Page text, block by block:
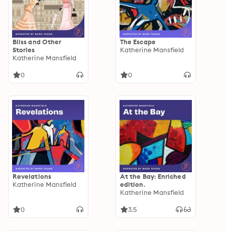
Bliss and Other
Stories
Katherine Mansfield
0
The Escape
Katherine Mansfield
0
Revelations
Katherine Mansfield
0
At the Bay: Enriched
edition.
Katherine Mansfield
3.5